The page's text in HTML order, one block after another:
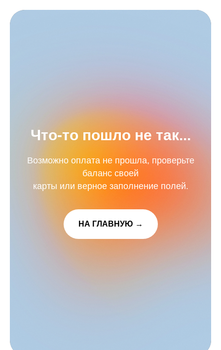
Что-то пошло не так...
Возможно оплата не прошла, проверьте
баланс своей
карты или верное заполнение полей.
НА ГЛАВНУЮ →